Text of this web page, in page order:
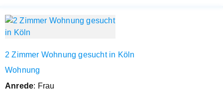
2 Zimmer Wohnung gesucht in Köln
Wohnung
Anrede: Frau